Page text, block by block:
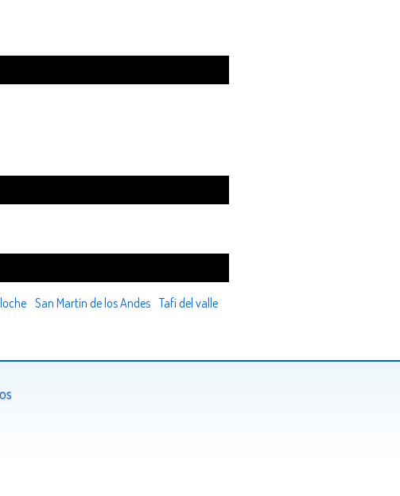
San Martín de los Andes Tafí del valle